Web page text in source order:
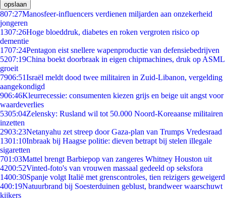
opslaan
807:27Manosfeer-influencers verdienen miljarden aan onzekerheid
jongeren
1307:26Hoge bloeddruk, diabetes en roken vergroten risico op
dementie
1707:24Pentagon eist snellere wapenproductie van defensiebedrijven
5207:19China boekt doorbraak in eigen chipmachines, druk op ASML
groeit
7906:51Israël meldt dood twee militairen in Zuid-Libanon, vergelding
aangekondigd
906:46Kleurrecessie: consumenten kiezen grijs en beige uit angst voor
waardeverlies
5305:04Zelensky: Rusland wil tot 50.000 Noord-Koreaanse militairen
inzetten
2903:23Netanyahu zet streep door Gaza-plan van Trumps Vredesraad
1301:10Inbraak bij Haagse politie: dieven betrapt bij stelen illegale
sigaretten
701:03Mattel brengt Barbiepop van zangeres Whitney Houston uit
4200:52Vinted-foto's van vrouwen massaal gedeeld op seksfora
1400:30Spanje volgt Italië met grenscontroles, tien reizigers geweigerd
400:19Natuurbrand bij Soesterduinen geblust, brandweer waarschuwt
kijkers